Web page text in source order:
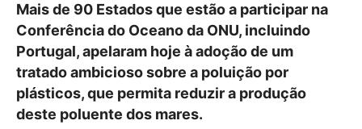
Mais de 90 Estados que estão a participar na
Conferência do Oceano da ONU, incluindo
Portugal, apelaram hoje à adoção de um
tratado ambicioso sobre a poluição por
plásticos, que permita reduzir a produção
deste poluente dos mares.